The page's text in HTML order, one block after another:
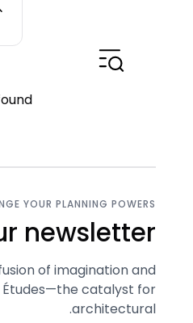
YOUR PLANNING POWERS
newsletter.
of imagination and
catalyst for
architectural.